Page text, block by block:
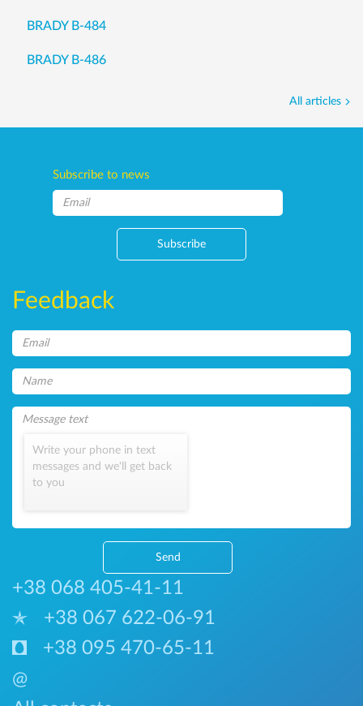
BRADY B-484
BRADY B-486
All articles
Subscribe to news
Subscribe
Feedback
Write your phone in text
messages and we'll get back
to you
Send
+38 068 405-41-11
+38 067 622-06-91
+38 095 470-65-11
@